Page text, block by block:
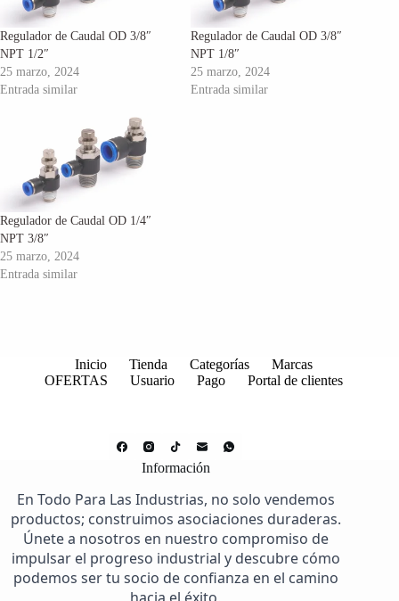
Regulador de Caudal OD 3/8″
NPT 1/2″
25 marzo, 2024
Entrada similar
Regulador de Caudal OD 3/8″
NPT 1/8″
25 marzo, 2024
Entrada similar
Regulador de Caudal OD 1/4″
NPT 3/8″
25 marzo, 2024
Entrada similar
Inicio Tienda Categorías
Marcas
OFERTAS
Usuario Pago Portal de clientes
Información
En Todo Para Las Industrias, no solo vendemos
productos; construimos asociaciones duraderas.
Únete a nosotros en nuestro compromiso de
impulsar el progreso industrial y descubre cómo
podemos ser tu socio de confianza en el camino
hacia el éxito.